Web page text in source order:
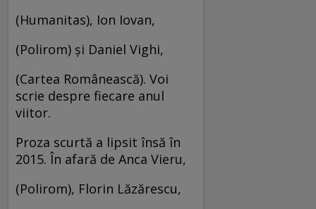
(Humanitas), Ion Iovan,
(Polirom) şi Daniel Vighi,
(Cartea Românească). Voi
scrie despre fiecare anul
viitor.
Proza scurtă a lipsit însă în
2015. În afară de Anca Vieru,
(Polirom), Florin Lăzărescu,